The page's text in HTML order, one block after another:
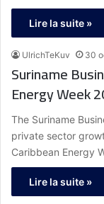
Lire la suite »
UlrichTeKuv 30
Suriname
Energy Week
The Suriname
private sector
Caribbean Energy
Lire la suite »